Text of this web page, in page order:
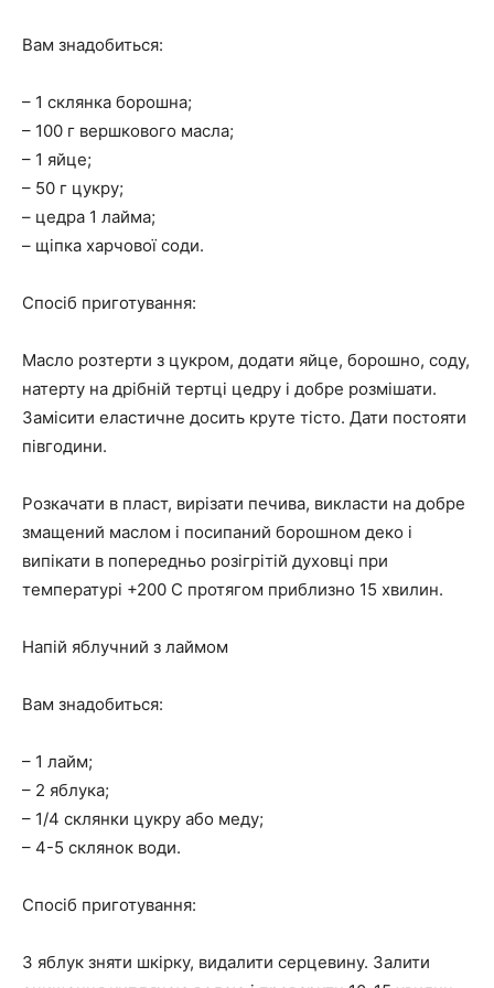
Вам знадобиться:
– 1 склянка борошна;
– 100 г вершкового масла;
– 1 яйце;
– 50 г цукру;
– цедра 1 лайма;
– щіпка харчової соди.
Спосіб приготування:
Масло розтерти з цукром, додати яйце, борошно, соду,
натерту на дрібній тертці цедру і добре розмішати.
Замісити еластичне досить круте тісто. Дати постояти
півгодини.
Розкачати в пласт, вирізати печива, викласти на добре
змащений маслом і посипаний борошном деко і
випікати в попередньо розігрітій духовці при
температурі +200 С протягом приблизно 15 хвилин.
Напій яблучний з лаймом
Вам знадобиться:
– 1 лайм;
– 2 яблука;
– 1/4 склянки цукру або меду;
– 4-5 склянок води.
Спосіб приготування:
З яблук зняти шкірку, видалити серцевину. Залити